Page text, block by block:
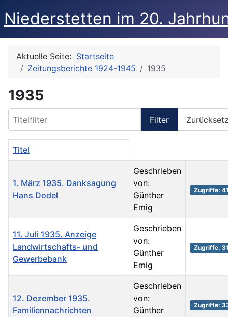
Niederstetten im 20.
Aktuelle Seite: Startseite
Zeitungsberichte 1924-1945
1935
1935
Filter
Titel
1. März 1935. Danksagung
Hans Dodel
Geschrieben
von:
Günther
Emig
Zugriffe:
11. Juli 1935. Anzeige
Landwirtschafts- und
Gewerbebank
Geschrieben
von:
Günther
Emig
Zugriffe:
12. Dezember 1935.
Familiennachrichten
Geschrieben
von:
Günther
Zugriffe: